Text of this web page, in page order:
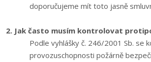
doporučujeme mít toto jasně
2. Jak často musím kontrolovat
Podle vyhlášky č. 246/2001 Sb. se
provozuschopnosti požárně